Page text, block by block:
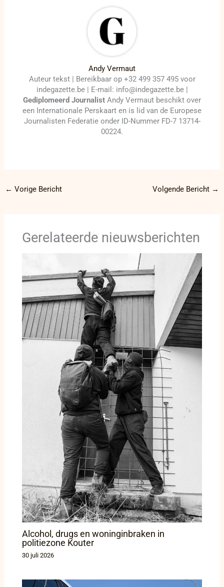
Andy Vermaut
Auteur tekst | Bereikbaar op +32 499 357 495 voor
indegazette.be | E-mail: info@indegazette.be |
Gediplomeerd Journalist Andy Vermaut beschikt over
een Internationale Perskaart en is lid van de Europese
Journalisten Federatie onder ID-Nummer FD-7 13714-
00224.
← Vorige Bericht Volgende Bericht →
Gerelateerde nieuwsberichten
Alcohol, drugs en woninginbraken in
politiezone Kouter
30 juli 2026